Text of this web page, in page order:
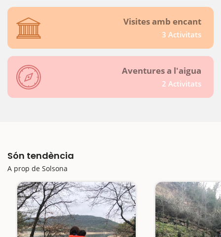
Visites amb encant
3 Activitats
Aventures a l'aigua
2 Activitats
Són tendència
A prop de Solsona